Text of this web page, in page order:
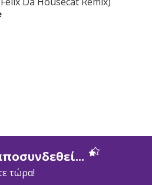
τώρα!